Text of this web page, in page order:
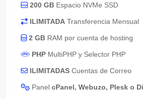
200 GB Espacio NVMe SSD
ILIMITADA Transferencia Mensual
2 GB RAM por cuenta de hosting
PHP MultiPHP y Selector PHP
ILIMITADAS Cuentas de Correo
Panel cPanel, Webuzo, Plesk o